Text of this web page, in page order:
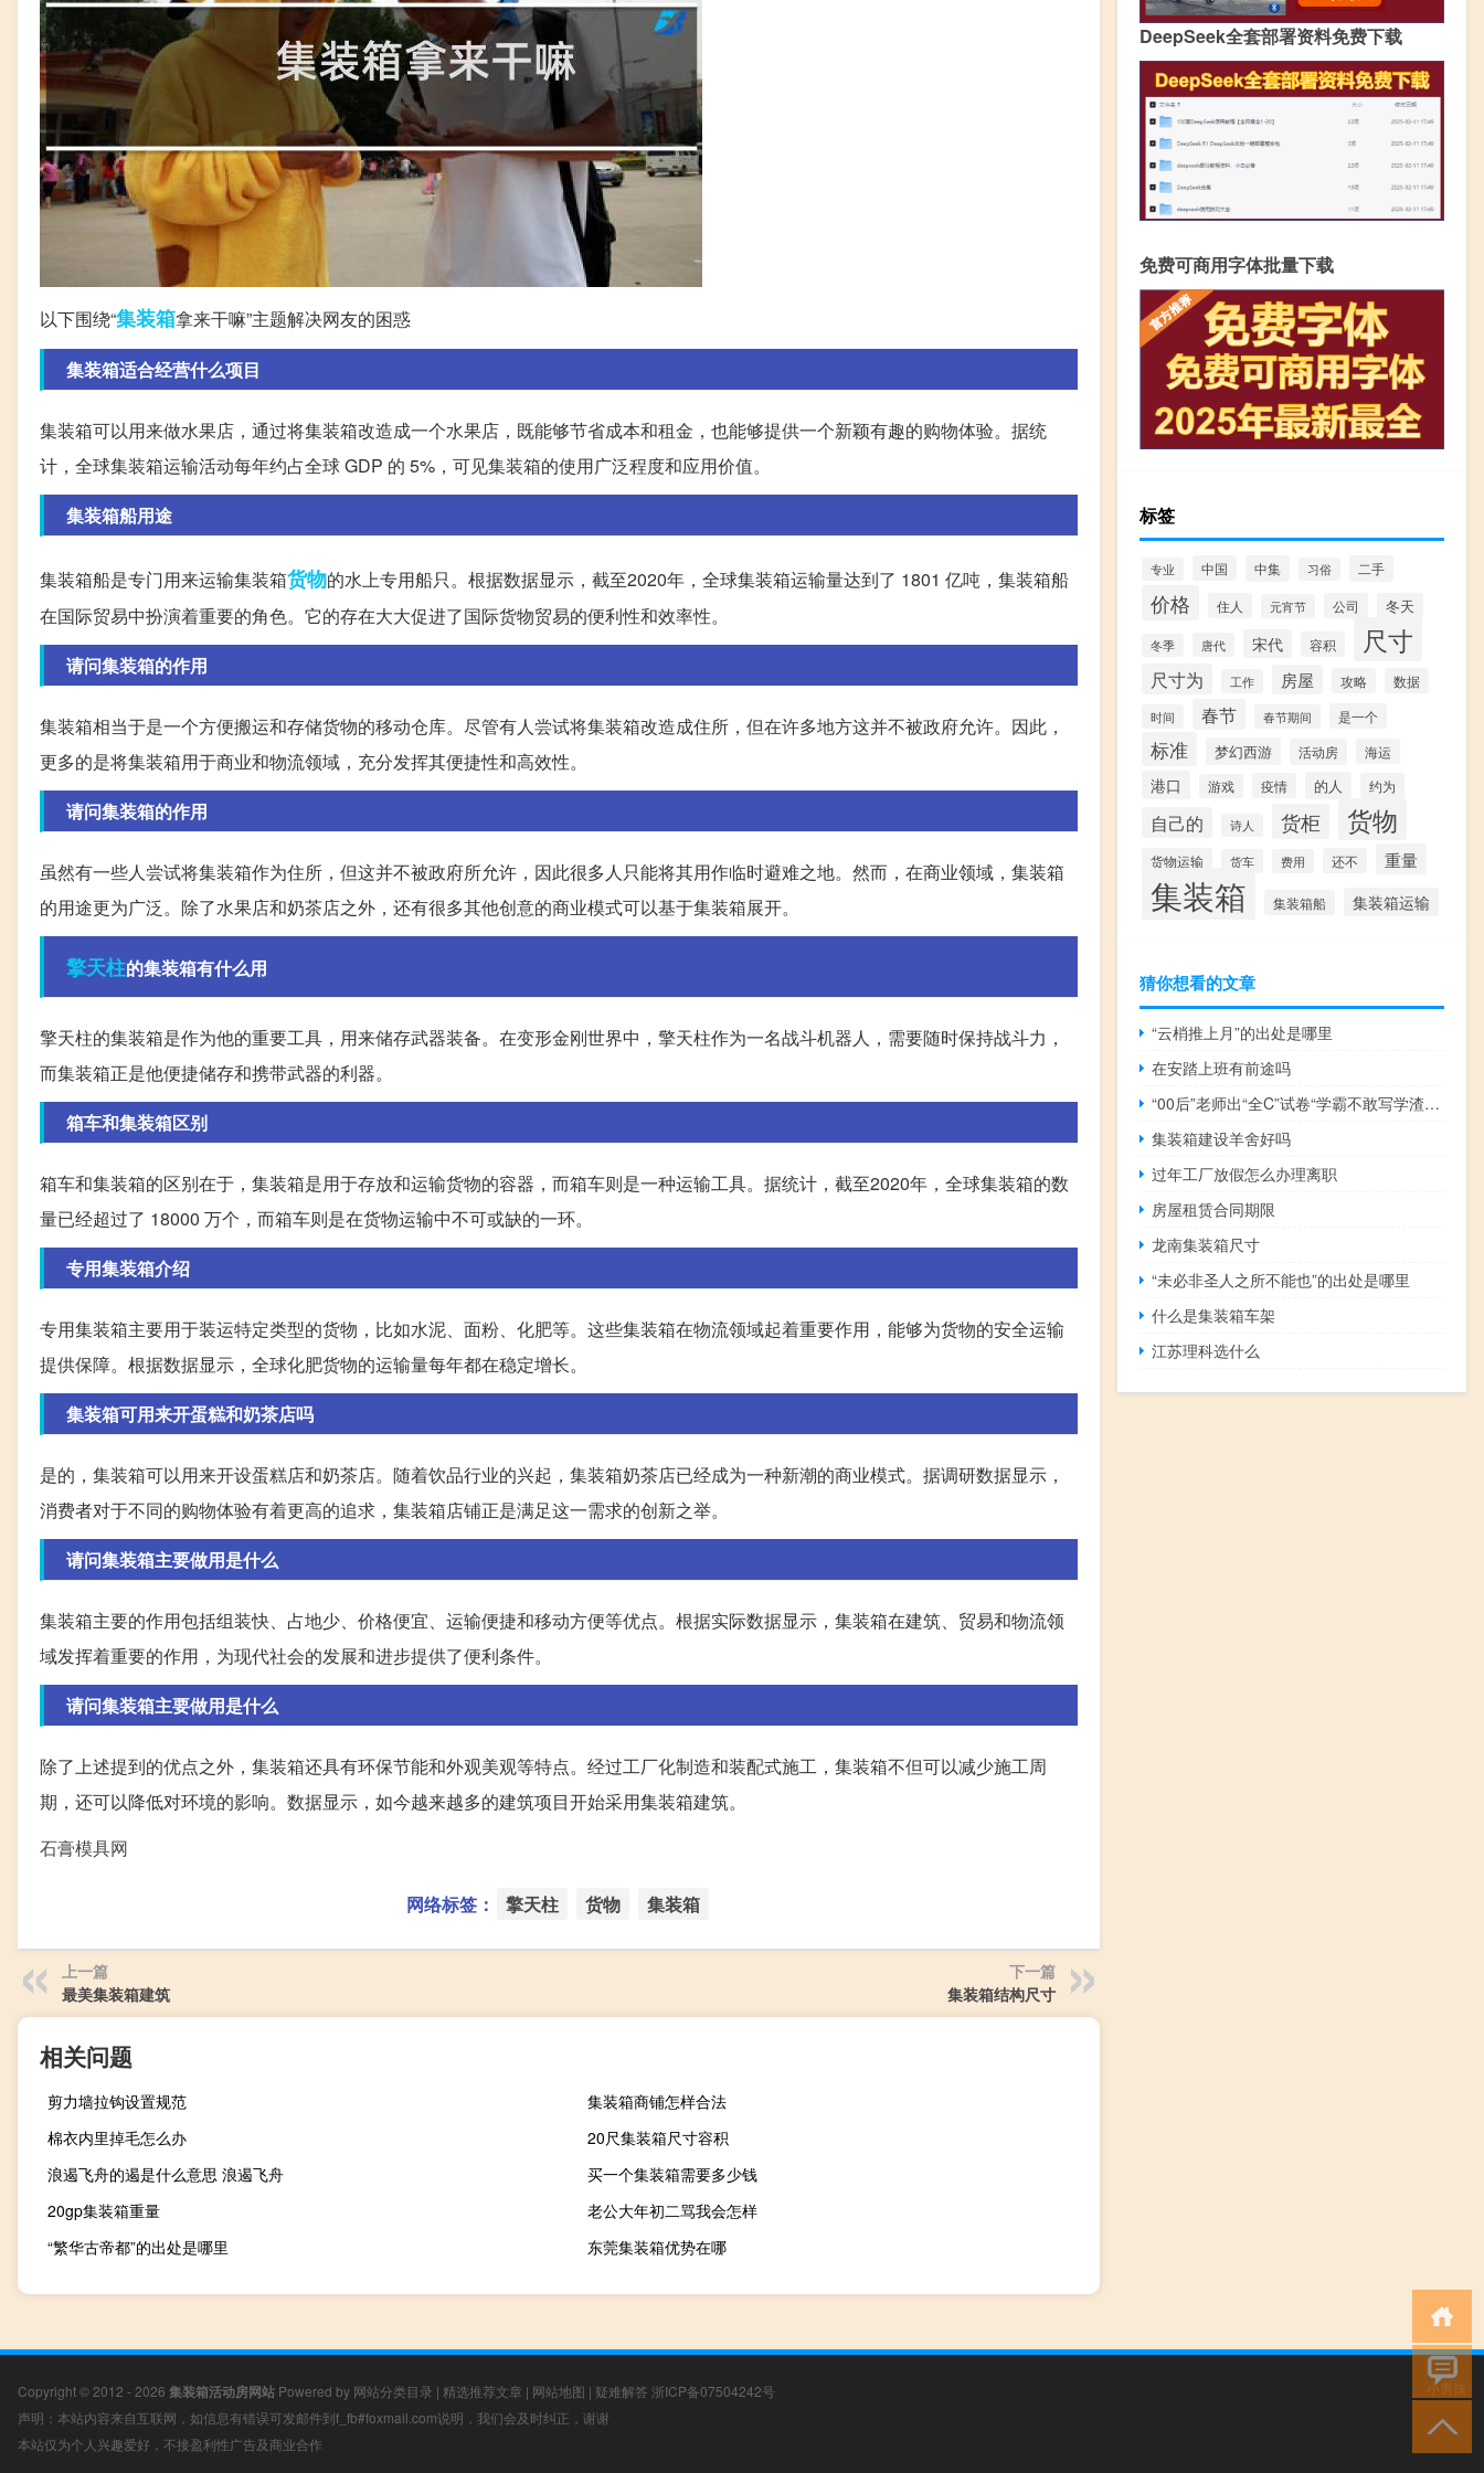
以下围绕“集装箱拿来干嘛”主题解决网友的困惑
集装箱适合经营什么项目
集装箱可以用来做水果店，通过将集装箱改造成一个水果店，既能够节省成本和租金，也能够提供一个新颖有趣的购物体验。据统
计，全球集装箱运输活动每年约占全球 GDP 的 5%，可见集装箱的使用广泛程度和应用价值。
集装箱船用途
集装箱船是专门用来运输集装箱货物的水上专用船只。根据数据显示，截至2020年，全球集装箱运输量达到了 1801 亿吨，集装箱船
在国际贸易中扮演着重要的角色。它的存在大大促进了国际货物贸易的便利性和效率性。
请问集装箱的作用
集装箱相当于是一个方便搬运和存储货物的移动仓库。尽管有人尝试将集装箱改造成住所，但在许多地方这并不被政府允许。因此，
更多的是将集装箱用于商业和物流领域，充分发挥其便捷性和高效性。
请问集装箱的作用
虽然有一些人尝试将集装箱作为住所，但这并不被政府所允许，因此很多人只能将其用作临时避难之地。然而，在商业领域，集装箱
的用途更为广泛。除了水果店和奶茶店之外，还有很多其他创意的商业模式可以基于集装箱展开。
擎天柱的集装箱有什么用
擎天柱的集装箱是作为他的重要工具，用来储存武器装备。在变形金刚世界中，擎天柱作为一名战斗机器人，需要随时保持战斗力，
而集装箱正是他便捷储存和携带武器的利器。
箱车和集装箱区别
箱车和集装箱的区别在于，集装箱是用于存放和运输货物的容器，而箱车则是一种运输工具。据统计，截至2020年，全球集装箱的数
量已经超过了 18000 万个，而箱车则是在货物运输中不可或缺的一环。
专用集装箱介绍
专用集装箱主要用于装运特定类型的货物，比如水泥、面粉、化肥等。这些集装箱在物流领域起着重要作用，能够为货物的安全运输
提供保障。根据数据显示，全球化肥货物的运输量每年都在稳定增长。
集装箱可用来开蛋糕和奶茶店吗
是的，集装箱可以用来开设蛋糕店和奶茶店。随着饮品行业的兴起，集装箱奶茶店已经成为一种新潮的商业模式。据调研数据显示，
消费者对于不同的购物体验有着更高的追求，集装箱店铺正是满足这一需求的创新之举。
请问集装箱主要做用是什么
集装箱主要的作用包括组装快、占地少、价格便宜、运输便捷和移动方便等优点。根据实际数据显示，集装箱在建筑、贸易和物流领
域发挥着重要的作用，为现代社会的发展和进步提供了便利条件。
请问集装箱主要做用是什么
除了上述提到的优点之外，集装箱还具有环保节能和外观美观等特点。经过工厂化制造和装配式施工，集装箱不但可以减少施工周
期，还可以降低对环境的影响。数据显示，如今越来越多的建筑项目开始采用集装箱建筑。
石膏模具网
网络标签： 擎天柱 货物 集装箱
上一篇
最美集装箱建筑
下一篇
集装箱结构尺寸
相关问题
剪力墙拉钩设置规范
集装箱商铺怎样合法
棉衣内里掉毛怎么办
20尺集装箱尺寸容积
浪遏飞舟的遏是什么意思 浪遏飞舟
买一个集装箱需要多少钱
20gp集装箱重量
老公大年初二骂我会怎样
“繁华古帝都”的出处是哪里
东莞集装箱优势在哪
DeepSeek全套部署资料免费下载
免费可商用字体批量下载
标签
专业 中国 中集 习俗 二手
价格 住人 元宵节 公司 冬天
冬季 唐代 宋代 容积 尺寸
尺寸为 工作 房屋 攻略 数据
时间 春节 春节期间 是一个
标准 梦幻西游 活动房 海运
港口 游戏 疫情 的人 约为
自己的 诗人 货柜 货物
货物运输 货车 费用 还不 重量
集装箱 集装箱船 集装箱运输
猜你想看的文章
“云梢推上月”的出处是哪里
在安踏上班有前途吗
“00后”老师出“全C”试卷“学霸不敢写学渣不敢抄” 到底什么情况呢
集装箱建设羊舍好吗
过年工厂放假怎么办理离职
房屋租赁合同期限
龙南集装箱尺寸
“未必非圣人之所不能也”的出处是哪里
什么是集装箱车架
江苏理科选什么
Copyright © 2012 - 2026 集装箱活动房网站 Powered by 网站分类目录 | 精选推荐文章 | 网站地图 | 疑难解答 浙ICP备07504242号
声明：本站内容来自互联网，如信息有错误可发邮件到f_fb#foxmail.com说明，我们会及时纠正，谢谢
本站仅为个人兴趣爱好，不接盈利性广告及商业合作
小男孩